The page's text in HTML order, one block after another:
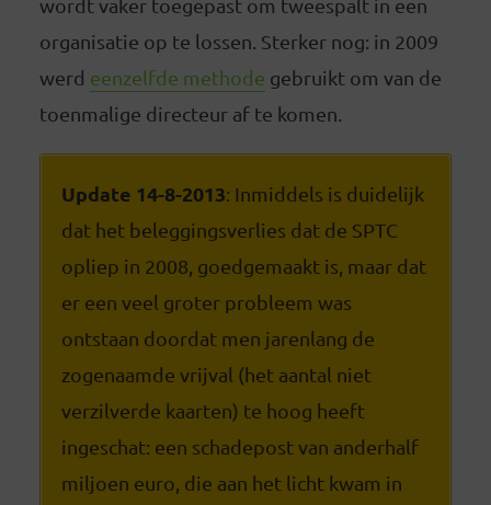
organisatie op te lossen. Sterker nog: in 2009
werd eenzelfde methode gebruikt om van de
toenmalige directeur af te komen.
Update 14-8-2013: Inmiddels is duidelijk
dat het beleggingsverlies dat de SPTC
opliep in 2008, goedgemaakt is, maar dat
er een veel groter probleem was
ontstaan doordat men jarenlang de
zogenaamde vrijval (het aantal niet
verzilverde kaarten) te hoog heeft
ingeschat: een schadepost van anderhalf
miljoen euro, die aan het licht kwam in